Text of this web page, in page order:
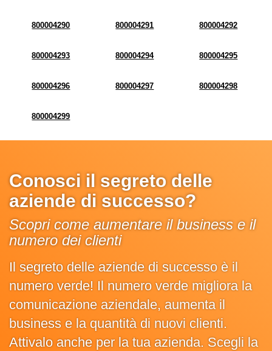
800004290 800004291 800004292
800004293 800004294 800004295
800004296 800004297 800004298
800004299
Conosci il segreto delle
aziende di successo?
Scopri come aumentare il business e il
numero dei clienti
Il segreto delle aziende di successo è il
numero verde! Il numero verde migliora la
comunicazione aziendale, aumenta il
business e la quantità di nuovi clienti.
Attivalo anche per la tua azienda. Scegli la